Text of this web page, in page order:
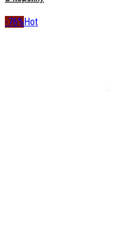
-76%Hot